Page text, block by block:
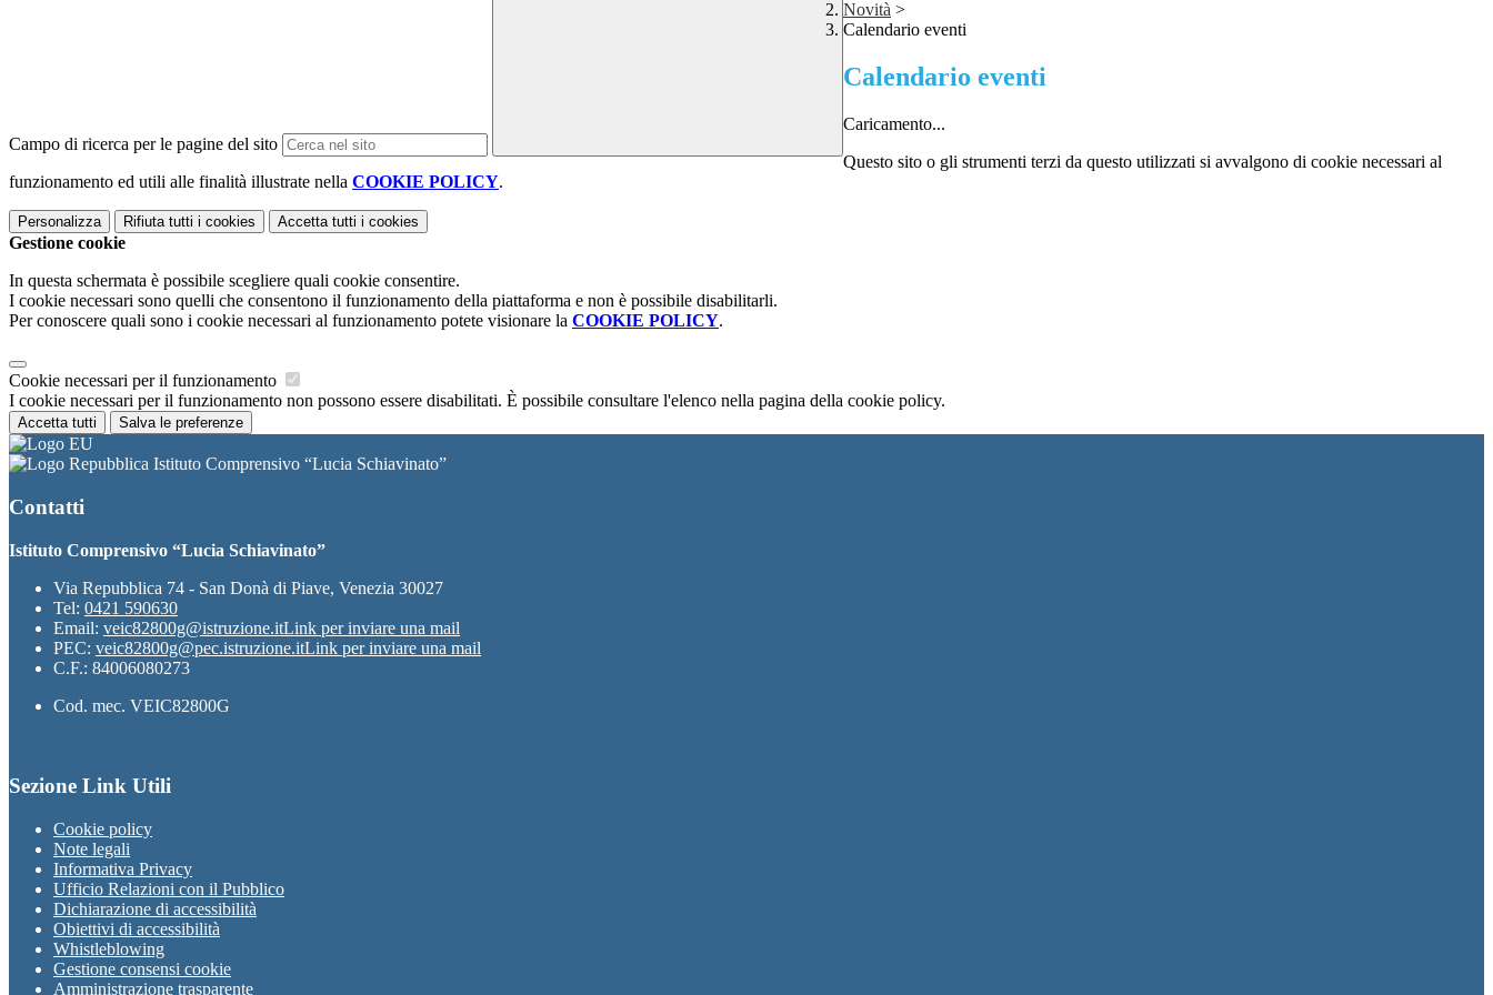
Campo di ricerca per le pagine del sito
Novità >
Calendario eventi
Calendario eventi
Caricamento...
Questo sito o gli strumenti terzi da questo utilizzati si avvalgono di cookie necessari al
funzionamento ed utili alle finalità illustrate nella COOKIE POLICY.
Personalizza Rifiuta tutti i cookies Accetta tutti i cookies
Gestione cookie
In questa schermata è possibile scegliere quali cookie consentire.
I cookie necessari sono quelli che consentono il funzionamento della piattaforma e non è possibile disabilitarli.
Per conoscere quali sono i cookie necessari al funzionamento potete visionare la COOKIE POLICY.
Cookie necessari per il funzionamento
I cookie necessari per il funzionamento non possono essere disabilitati. È possibile consultare l'elenco nella pagina della cookie policy.
Accetta tutti Salva le preferenze
Istituto Comprensivo “Lucia Schiavinato”
Contatti
Istituto Comprensivo “Lucia Schiavinato”
Via Repubblica 74 - San Donà di Piave, Venezia 30027
Tel: 0421 590630
Email: veic82800g@istruzione.itLink per inviare una mail
PEC: veic82800g@pec.istruzione.itLink per inviare una mail
C.F.: 84006080273
Cod. mec. VEIC82800G
Sezione Link Utili
Cookie policy
Note legali
Informativa Privacy
Ufficio Relazioni con il Pubblico
Dichiarazione di accessibilità
Obiettivi di accessibilità
Whistleblowing
Gestione consensi cookie
Amministrazione trasparente